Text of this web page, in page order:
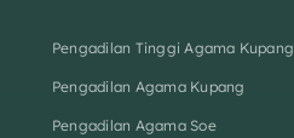
Pengadilan Tinggi Agama Kupang
Pengadilan Agama Kupang
Pengadilan Agama Soe